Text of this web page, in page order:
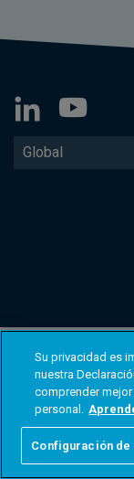
Global
Su privacidad es
nuestra
comprender
personal.
Configuración